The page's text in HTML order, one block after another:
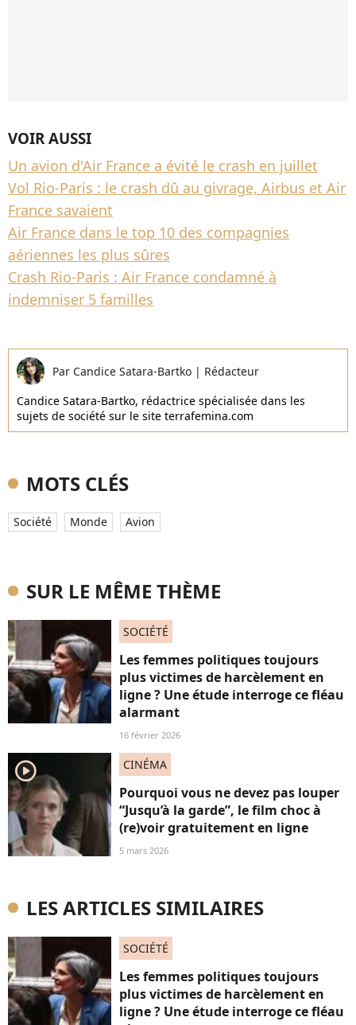
VOIR AUSSI
Un avion d'Air France a évité le crash en juillet
Vol Rio-Paris : le crash dû au givrage, Airbus et Air
France savaient
Air France dans le top 10 des compagnies
aériennes les plus sûres
Crash Rio-Paris : Air France condamné à
indemniser 5 familles
Par Candice Satara-Bartko | Rédacteur
Candice Satara-Bartko, rédactrice spécialisée dans les
sujets de société sur le site terrafemina.com
MOTS CLÉS
Société Monde Avion
SUR LE MÊME THÈME
SOCIÉTÉ
Les femmes politiques toujours
plus victimes de harcèlement en
ligne ? Une étude interroge ce fléau
alarmant
16 février 2026
player2 CINÉMA
Pourquoi vous ne devez pas louper
“Jusqu’à la garde”, le film choc à
(re)voir gratuitement en ligne
5 mars 2026
LES ARTICLES SIMILAIRES
SOCIÉTÉ
Les femmes politiques toujours
plus victimes de harcèlement en
ligne ? Une étude interroge ce fléau